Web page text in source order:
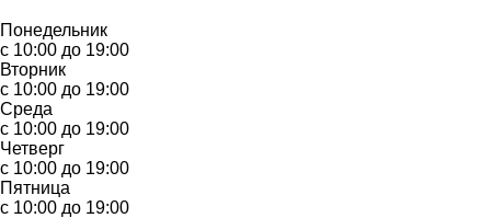
Понедельник
с 10:00 до 19:00
Вторник
с 10:00 до 19:00
Среда
с 10:00 до 19:00
Четверг
с 10:00 до 19:00
Пятница
с 10:00 до 19:00